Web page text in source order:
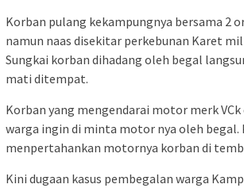
Korban pulang kekampungnya bersama 2
namun naas disekitar perkebunan Karet
Sungkai korban dihadang oleh begal
mati ditempat.
Korban yang mengendarai motor merk
warga ingin di minta motor nya oleh begal.
menpertahankan motornya korban di
Kini dugaan kasus pembegalan warga